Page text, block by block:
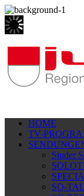
HOME
TV-
Studer
SO-